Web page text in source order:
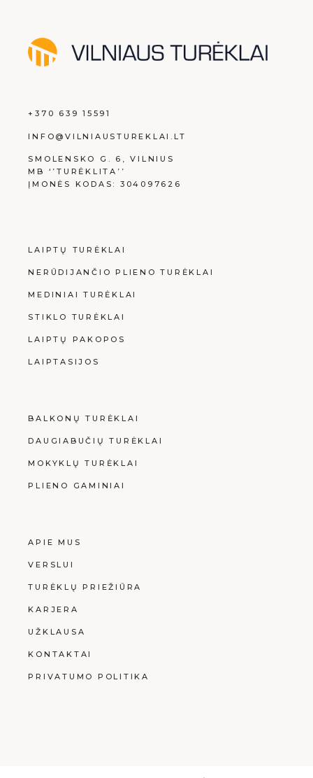
+370 639 15591
INFO@VILNIAUSTUREKLAI.LT
SMOLENSKO G. 6, VILNIUS
MB ‘’TURĖKLITA’’
ĮMONĖS KODAS: 304097626
LAIPTŲ TURĖKLAI
NERŪDIJANČIO PLIENO TURĖKLAI
MEDINIAI TURĖKLAI
STIKLO TURĖKLAI
LAIPTŲ PAKOPOS
LAIPTASIJOS
BALKONŲ TURĖKLAI
DAUGIABUČIŲ TURĖKLAI
MOKYKLŲ TURĖKLAI
PLIENO GAMINIAI
APIE MUS
VERSLUI
TURĖKLŲ PRIEŽIŪRA
KARJERA
UŽKLAUSA
KONTAKTAI
PRIVATUMO POLITIKA